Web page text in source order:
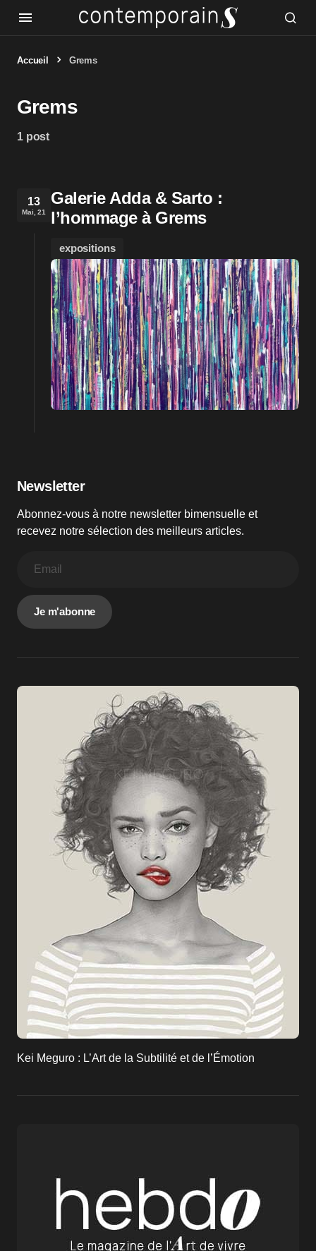
Accueil Grems
Grems
1 post
13
Mai, 21
Galerie Adda & Sarto :
l’hommage à Grems
expositions
Newsletter
Abonnez-vous à notre newsletter bimensuelle et
recevez notre sélection des meilleurs articles.
Je m'abonne
Kei Meguro : L’Art de la Subtilité et de l’Émotion